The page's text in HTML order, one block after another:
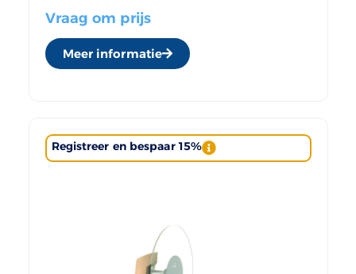
Vraag om prijs
Meer informatie
Registreer en bespaar 15%